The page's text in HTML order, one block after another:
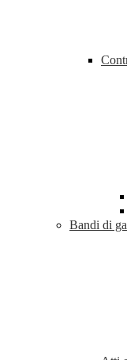
Bandi di